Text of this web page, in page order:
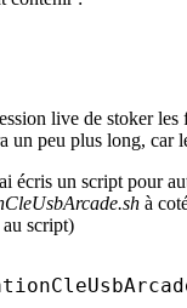
live de stoker les
un peu plus long, car
écris un script pour
à
script)